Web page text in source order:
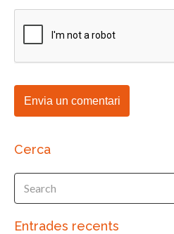
Cerca
Entrades recents